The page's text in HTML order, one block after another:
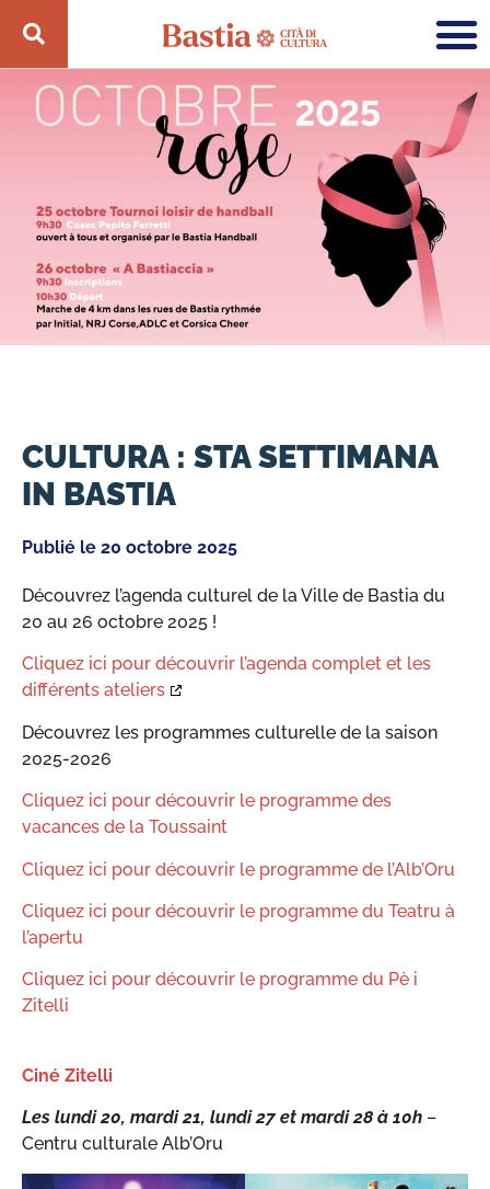
CULTURA : STA SETTIMANA
IN BASTIA
Publié le 20 octobre 2025
Découvrez l’agenda culturel de la Ville de Bastia du
20 au 26 octobre 2025 !
Cliquez ici pour découvrir l’agenda complet et les
différents ateliers
Découvrez les programmes culturelle de la saison
2025-2026
Cliquez ici pour découvrir le programme des
vacances de la Toussaint
Cliquez ici pour découvrir le programme de l’Alb’Oru
Cliquez ici pour découvrir le programme du Teatru à
l’apertu
Cliquez ici pour découvrir le programme du Pè i
Zitelli
Ciné Zitelli
Les lundi 20, mardi 21, lundi 27 et mardi 28 à 10h –
Centru culturale Alb’Oru